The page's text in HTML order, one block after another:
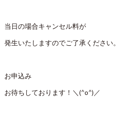
当日の場合キャンセル料が
発生いたしますのでご了承ください。
お申込み
お待ちしております！＼(^o^)／